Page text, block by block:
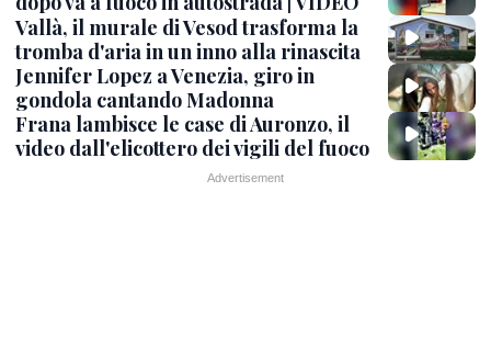
Vallà, il murale di Vesod trasforma la
tromba d'aria in un inno alla rinascita
Jennifer Lopez a Venezia, giro in
gondola cantando Madonna
Frana lambisce le case di Auronzo, il
video dall'elicottero dei vigili del fuoco